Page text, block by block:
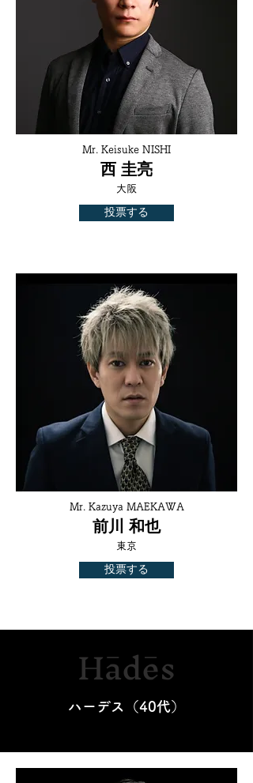
Mr. Keisuke NISHI
西 圭亮
大阪
投票する
Mr. Kazuya MAEKAWA
前川 和也
東京
投票する
Hādēs
ハーデス（40代）